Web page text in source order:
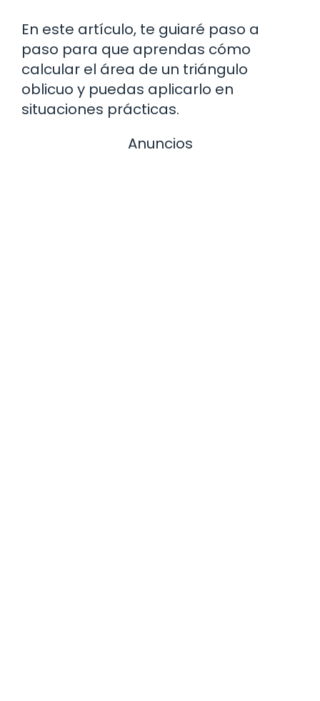
En este artículo, te guiaré paso a
paso para que aprendas cómo
calcular el área de un triángulo
oblicuo y puedas aplicarlo en
situaciones prácticas.
Anuncios